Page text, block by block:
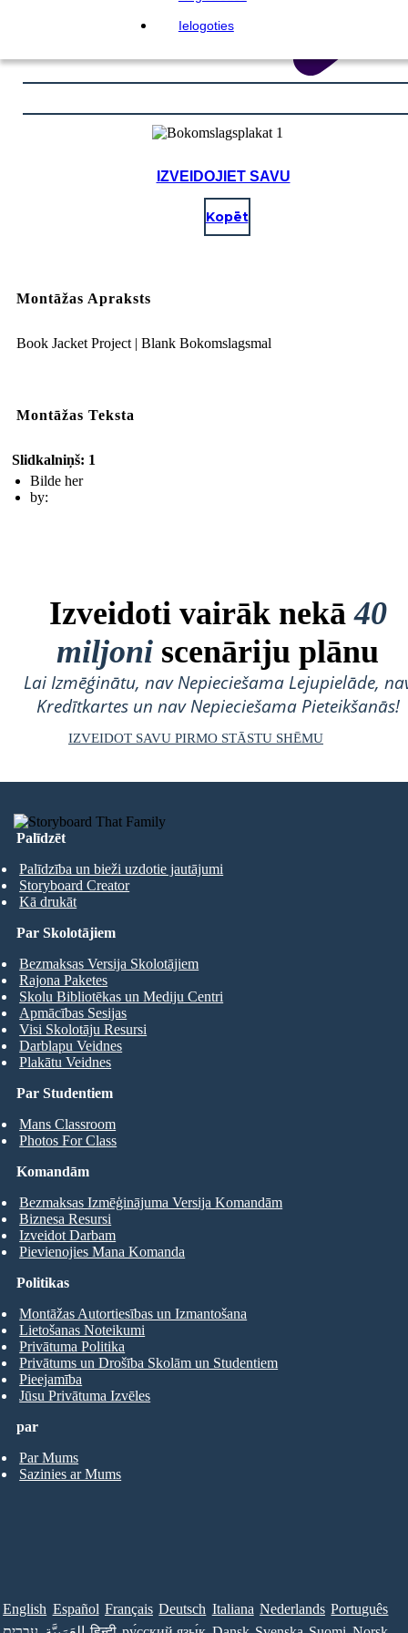
Ielogoties
IZVEIDOJIET SAVU
Kopēt
Montāžas Apraksts
Book Jacket Project | Blank Bokomslagsmal
Montāžas Teksta
Slidkalniņš: 1
Bilde her
by:
Izveidoti vairāk nekā40
miljoni scenāriju plānu
Lai Izmēģinātu, nav Nepieciešama Lejupielāde,
Kredītkartes un nav Nepieciešama Pieteikšanās!
IZVEIDOT SAVU PIRMO STĀSTU SHĒMU
Palīdzēt
Palīdzība un bieži uzdotie jautājumi
Storyboard Creator
Kā drukāt
Par Studentiem
Mans Classroom
Photos For Class
Par Skolotājiem
Bezmaksas Versija Skolotājiem
Rajona Paketes
Skolu Bibliotēkas un Mediju Centri
Apmācības Sesijas
Visi Skolotāju Resursi
Darblapu Veidnes
Plakātu Veidnes
Komandām
Bezmaksas Izmēģinājuma Versija Komandām
Biznesa Resursi
Izveidot Darbam
Pievienojies Mana Komanda
par
Par Mums
Sazinies ar Mums
Politikas
Montāžas Autortiesības un Izmantošana
Lietošanas Noteikumi
Privātuma Politika
Privātums un Drošība Skolām un Studentiem
Pieejamība
Jūsu Privātuma Izvēles
English Español Français Deutsch Italiana Nederlands Português